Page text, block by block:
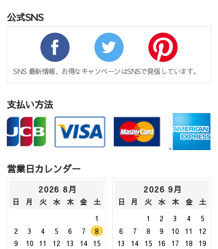
公式SNS
SNS 最新情報、お得なキャンペーンはSNSで発信しています。
支払い方法
営業日カレンダー
2026 8月
日 月 火 水 木 金
土
1
2
3 4 5 6 7
8
9
10 11 12 13 14
15
2026 9月
日 月 火 水 木 金
土
1
2 3 4
5
6
7 8 9 10 11
12
13
14 15 16 17 18
19